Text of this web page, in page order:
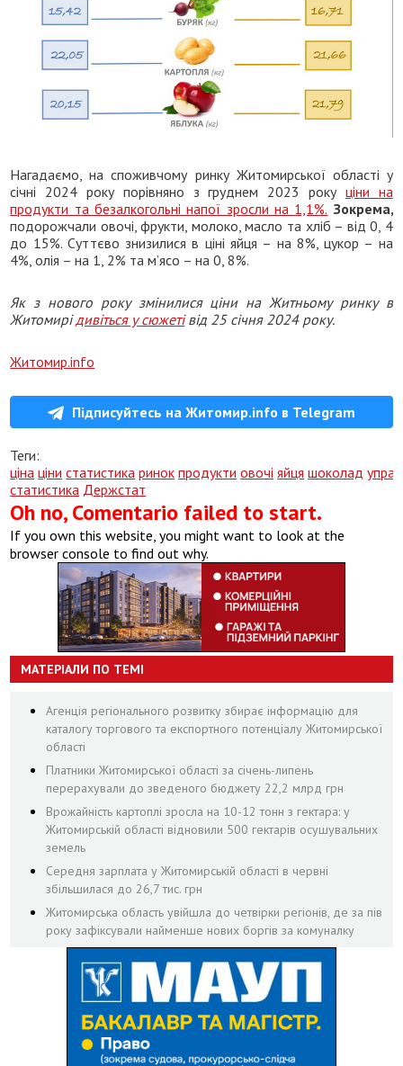
Нагадаємо, на споживчому ринку Житомирської області у
січні 2024 року порівняно з груднем 2023 року ціни на
продукти та безалкогольні напої зросли на 1,1%. Зокрема,
подорожчали овочі, фрукти, молоко, масло та хліб – від 0, 4
до 15%. Суттєво знизилися в ціні яйця – на 8%, цукор – на
4%, олія – на 1, 2% та м’ясо – на 0, 8%.
Як з нового року змінилися ціни на Житньому ринку в
Житомирідивіться у сюжетівід 25 січня 2024 року.
Житомир.info
Підписуйтесь на Житомир.info в Telegram
Теги:
ціна ціни статистика ринок продукти овочі яйця шоколад
статистика Держстат
Oh no, Comentario failed to start.
If you own this website, you might want to look at the
browser console to find out why.
МАТЕРІАЛИ ПО ТЕМІ
Агенція регіонального розвитку збирає інформацію для
каталогу торгового та експортного потенціалу Житомирської
області
Платники Житомирської області за січень-липень
перерахували до зведеного бюджету 22,2 млрд грн
Врожайність картоплі зросла на 10-12 тонн з гектара: у
Житомирській області відновили 500 гектарів осушувальних
земель
Середня зарплата у Житомирській області в червні
збільшилася до 26,7 тис. грн
Житомирська область увійшла до четвірки регіонів, де за пів
року зафіксували найменше нових боргів за комуналку